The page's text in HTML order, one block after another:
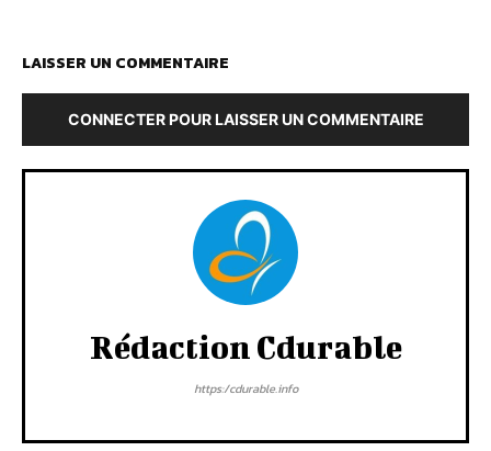
LAISSER UN COMMENTAIRE
CONNECTER POUR LAISSER UN COMMENTAIRE
Rédaction Cdurable
https:/cdurable.info